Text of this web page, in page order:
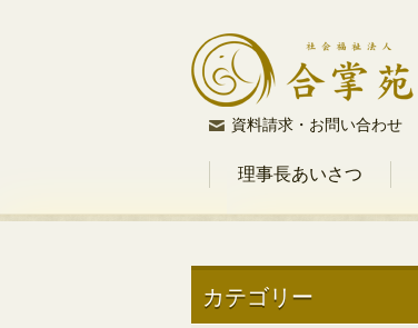
コ
キ
資料請求・お問い合わせ
理事長あいさつ
カテゴリー